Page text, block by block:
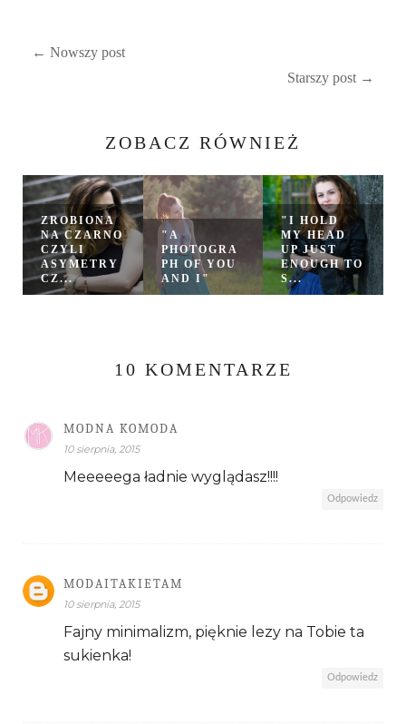
← Nowszy post
Starszy post →
ZOBACZ RÓWNIEŻ
ZROBIONA
NA CZARNO
CZYLI
ASYMETRY
CZ...
"A
PHOTOGRA
PH OF YOU
AND I"
"I HOLD
MY HEAD
UP JUST
ENOUGH TO
S...
10 KOMENTARZE
MODNA KOMODA
10 sierpnia, 2015
Meeeeega ładnie wyglądasz!!!!
Odpowiedz
MODAITAKIETAM
10 sierpnia, 2015
Fajny minimalizm, pięknie lezy na Tobie ta
sukienka!
Odpowiedz